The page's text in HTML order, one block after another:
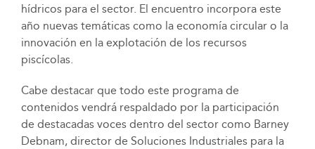
hídricos para el sector. El encuentro incorpora este
año nuevas temáticas como la economía circular o la
innovación en la explotación de los recursos
piscícolas.
Cabe destacar que todo este programa de
contenidos vendrá respaldado por la participación
de destacadas voces dentro del sector como Barney
Debnam, director de Soluciones Industriales para la